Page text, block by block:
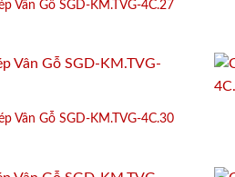
Vân Gỗ SGD-KM.TVG-4C.27
Vân Gỗ SGD-KM.TVG-4C.30